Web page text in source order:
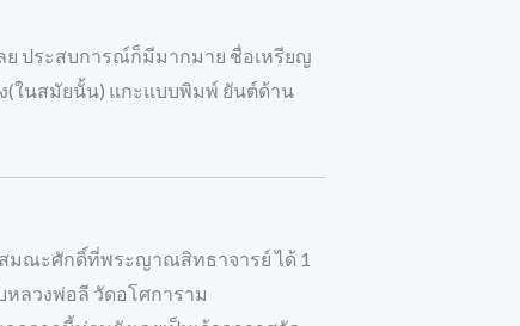
ย ประสบการณ์ก็มีมากมาย ชื่อเหรียญ
(ในสมัยนั้น) แกะแบบพิมพ์ ยันต์ด้าน
มณะศักดิ์ที่พระญาณสิทธาจารย์ ได้ 1
ลวงพ่อลี วัดอโศการาม